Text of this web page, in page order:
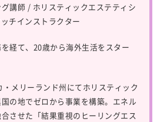
講師 / ホリスティックエステティシ
チインストラクター
経て、20歳から海外生活をスター
メリーランド州にてホリスティック
の地でゼロから事業を構築。エネル
させた「結果重視のヒーリングエス